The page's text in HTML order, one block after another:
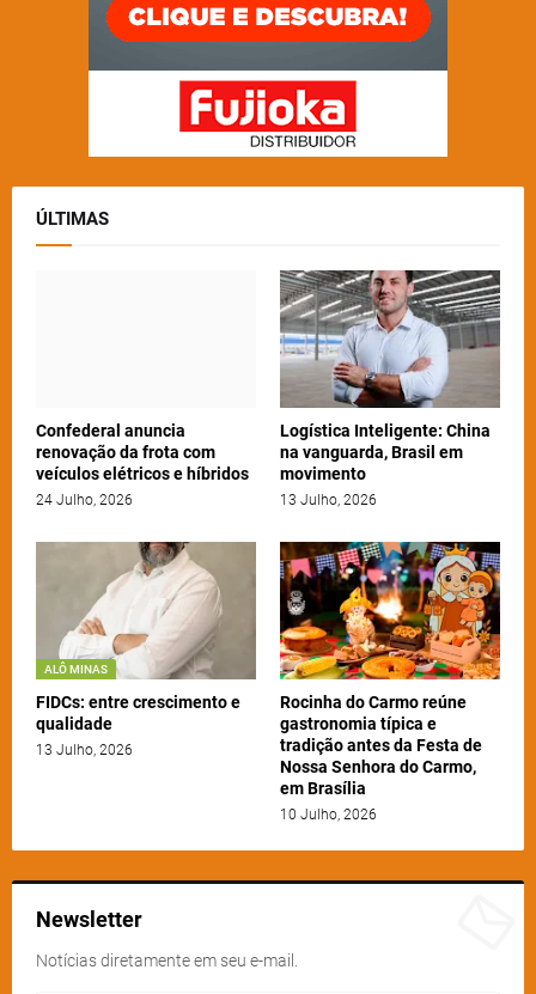
ÚLTIMAS
Confederal anuncia
renovação da frota com
veículos elétricos e híbridos
24 Julho, 2026
Logística Inteligente: China
na vanguarda, Brasil em
movimento
13 Julho, 2026
ALÔ MINAS
FIDCs: entre crescimento e
qualidade
13 Julho, 2026
Rocinha do Carmo reúne
gastronomia típica e
tradição antes da Festa de
Nossa Senhora do Carmo,
em Brasília
10 Julho, 2026
Newsletter
Notícias diretamente em seu e-mail.